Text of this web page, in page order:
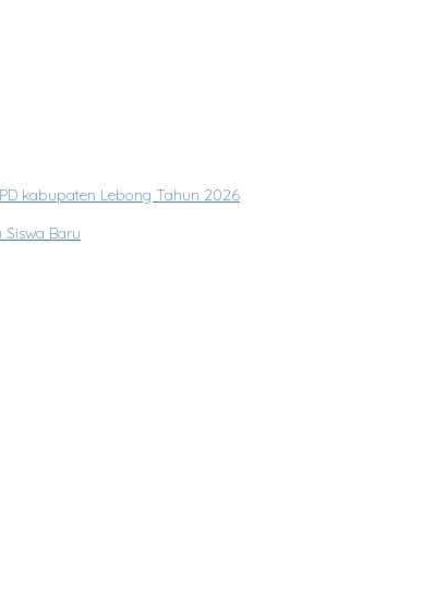
kabupaten Lebong Tahun 2026
Siswa Baru